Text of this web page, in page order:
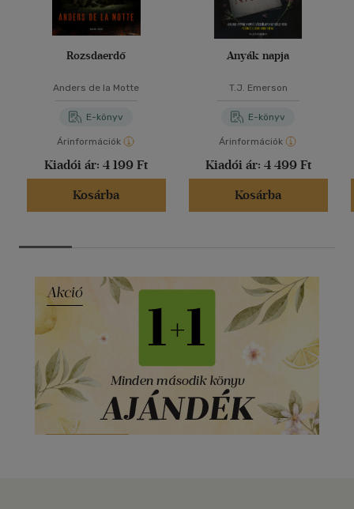
Rozsdaerdő
Anders de la Motte
E-könyv
Árinformációk
Kiadói ár: 4 199 Ft
Kosárba
Anyák napja
T.J. Emerson
E-könyv
Árinformációk
Kiadói ár: 4 499 Ft
Kosárba